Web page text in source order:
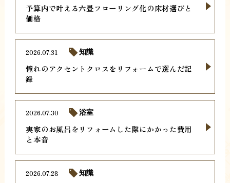
予算内で叶える六畳フローリング化の床材選びと
価格
憧れのアクセントクロスをリフォームで選んだ記
録
2026.07.31 知識
実家のお風呂をリフォームした際にかかった費用
と本音
2026.07.30 浴室
2026.07.28 知識